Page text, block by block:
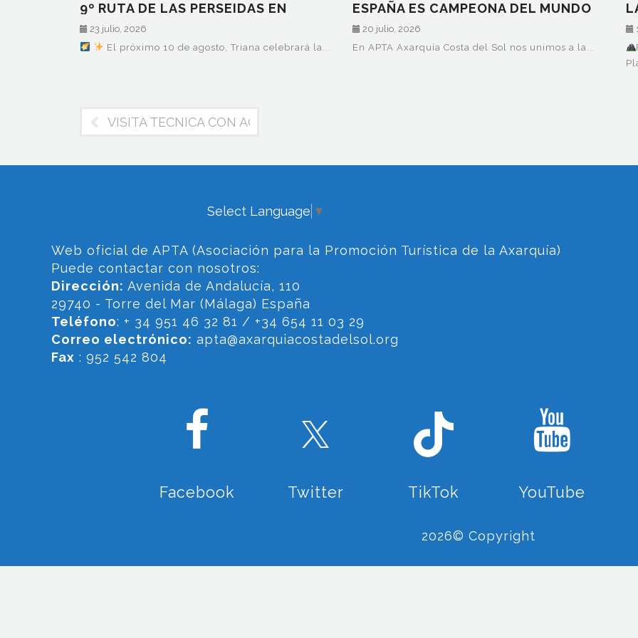
9º RUTA DE LAS PERSEIDAS EN
TRIANA - LUNES 10…
23 julio, 2026
El próximo 10 de agosto, Triana celebrará la...
ESPAÑA ES CAMPEONA DEL MUNDO
20 julio, 2026
En APTA Axarquía Costa del Sol nos unimos a la...
VISITA TECNICA CON AGENCIAS DE VIAJES DE PAÍSES BAJOS - CAMALEON TOURS
Select Language ▼
Web oficial de APTA (Asociación para la Promoción Turística de la Axarquía)
Puede contactar con nosotros:
Dirección: Avenida de Andalucía, 110
29740 - Torre del Mar (Málaga) España
Teléfono: + 34 951 46 32 81 / +34 654 11 03 29
Correo electrónico: apta@axarquiacostadelsol.org
Fax : 952 542 804
Facebook Twitter TikTok YouTube
2026© Copyright